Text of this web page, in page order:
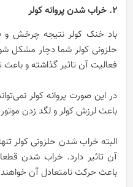
2. خراب شدن پروانه کولر
باد خنک کولر نتیجه چرخش و
حلزونی کولر شما دچار مشکل
فعالیت آن تاثیر گذاشته و
در این صورت پروانه کولر
باعث لرزش کولر و لگد زدن
البته خراب شدن حلزونی کولر
آن تاثیر دارد. خراب شدن
باعث حرکت نامتعادل آن